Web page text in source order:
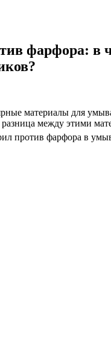
фарфора: в
материалы для
между этими